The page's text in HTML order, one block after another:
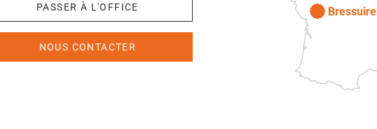
PASSER À L'OFFICE
NOUS CONTACTER
Bressuire